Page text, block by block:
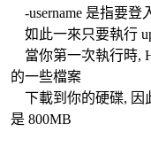
-username 是指要登
如此一來只要執行
當你第一次執行時,
的一些檔案
下載到你的硬碟, 因
是 800MB